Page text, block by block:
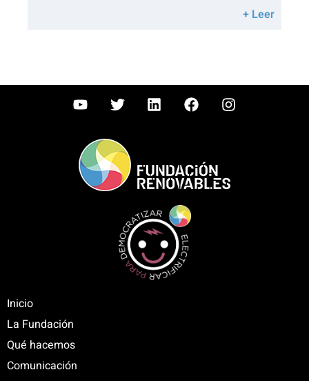
+ Leer
Inicio
La Fundación
Qué hacemos
Comunicación